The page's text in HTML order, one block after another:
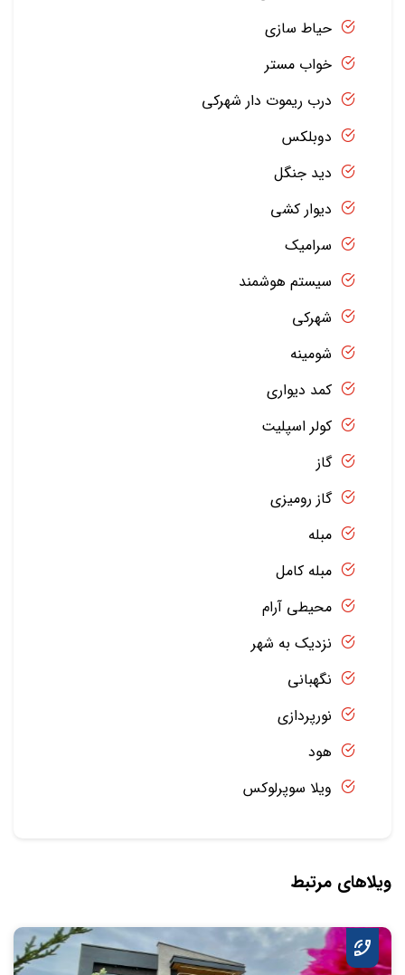
حیاط سازی
خواب مستر
درب ریموت دار شهرکی
دوبلکس
دید جنگل
دیوار کشی
سرامیک
سیستم هوشمند
شهرکی
شومینه
کمد دیواری
کولر اسپلیت
گاز
گاز رومیزی
مبله
مبله کامل
محیطی آرام
نزدیک به شهر
نگهبانی
نورپردازی
هود
ویلا سوپرلوکس
ویلاهای مرتبط